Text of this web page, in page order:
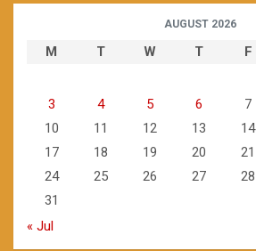
AUGUST 2026
M T W T F
3
4 5 6 7
10
11 12 13 14
17
18 19 20 21
24
25 26 27 28
31
« Jul